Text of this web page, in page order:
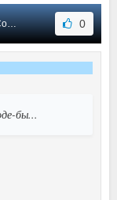
0
бы...